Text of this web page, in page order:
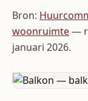
Bron:
woonruimte—
januari 2026.